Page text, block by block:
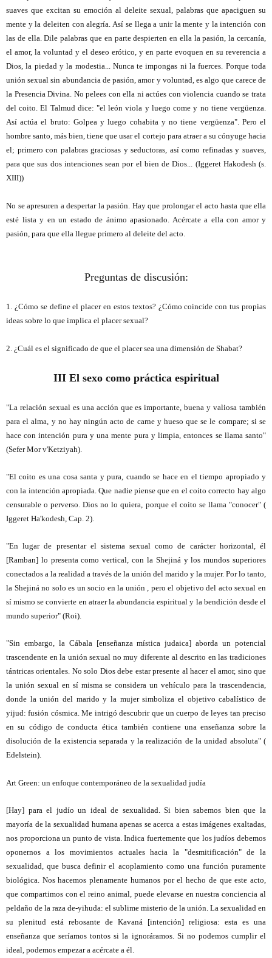
suaves que excitan su emoción al deleite sexual, palabras que apaciguen su
mente y la deleiten con alegría. Así se llega a unir la mente y la intención con
las de ella. Dile palabras que en parte despierten en ella la pasión, la cercanía,
el amor, la voluntad y el deseo erótico, y en parte evoquen en su reverencia a
Dios, la piedad y la modestia... Nunca te impongas ni la fuerces. Porque toda
unión sexual sin abundancia de pasión, amor y voluntad, es algo que carece de
la Presencia Divina. No pelees con ella ni actúes con violencia cuando se trata
del coito. El Talmud dice: "el león viola y luego come y no tiene vergüenza.
Así actúa el bruto: Golpea y luego cohabita y no tiene vergüenza". Pero el
hombre santo, más bien, tiene que usar el cortejo para atraer a su cónyuge hacia
el; primero con palabras graciosas y seductoras, así como refinadas y suaves,
para que sus dos intenciones sean por el bien de Dios... (Iggeret Hakodesh (s.
XIII))
No se apresuren a despertar la pasión. Hay que prolongar el acto hasta que ella
esté lista y en un estado de ánimo apasionado. Acércate a ella con amor y
pasión, para que ella llegue primero al deleite del acto.
Preguntas de discusión:
1. ¿Cómo se define el placer en estos textos? ¿Cómo coincide con tus propias
ideas sobre lo que implica el placer sexual?
2. ¿Cuál es el significado de que el placer sea una dimensión de Shabat?
III El sexo como práctica espiritual
"La relación sexual es una acción que es importante, buena y valiosa también
para el alma, y ​​no hay ningún acto de carne y hueso que se le compare; si se
hace con intención pura y una mente pura y limpia, entonces se llama santo"
(Sefer Mor v'Ketziyah).
"El coito es una cosa santa y pura, cuando se hace en el tiempo apropiado y
con la intención apropiada. Que nadie piense que en el coito correcto hay algo
censurable o perverso. Dios no lo quiera, porque el coito se llama "conocer" (
Iggeret Ha'kodesh, ​Cap. 2).
"En lugar de presentar el sistema sexual como de carácter horizontal, él
[Ramban] lo presenta como vertical, con la Shejiná y los mundos superiores
conectados a la realidad a través de la unión del marido y la mujer. Por lo tanto,
la Shejiná no solo es un socio en la unión , pero el objetivo del acto sexual en
sí mismo se convierte en atraer la abundancia espiritual y la bendición desde el
mundo superior" (Roi).
"Sin embargo, la Cábala [enseñanza mística judaica] aborda un potencial
trascendente en la unión sexual no muy diferente al descrito en las tradiciones
tántricas orientales. No solo Dios debe estar presente al hacer el amor, sino que
la unión sexual en sí misma se considera un vehículo para la trascendencia,
donde la unión del marido y la mujer simboliza el objetivo cabalístico de
yijud: fusión cósmica. Me intrigó descubrir que un cuerpo de leyes tan preciso
en su código de conducta ética también contiene una enseñanza sobre la
disolución de la existencia separada y la realización de la unidad absoluta" (
Edelstein).
Art Green: un enfoque contemporáneo de la sexualidad judía
[Hay] para el judío un ideal de sexualidad. Si bien sabemos bien que la
mayoría de la sexualidad humana apenas se acerca a estas imágenes exaltadas,
nos proporciona un punto de vista. Indica fuertemente que los judíos debemos
oponernos a los movimientos actuales hacia la "desmitificación" de la
sexualidad, que busca definir el acoplamiento como una función puramente
biológica. Nos hacemos plenamente humanos por el hecho de que este acto,
que compartimos con el reino animal, puede elevarse en nuestra conciencia al
peldaño de la raza de-yihuda: el sublime misterio de la unión. La sexualidad en
su plenitud está rebosante de Kavaná [intención] religiosa: esta es una
enseñanza que seríamos tontos si la ignoráramos. Si no podemos cumplir el
ideal, podemos empezar a acércate a él.